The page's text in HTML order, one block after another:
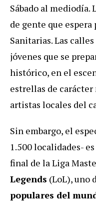
Sábado al mediodía.
de gente que
Sanitarias. Las
jóvenes que se
histórico, en el
estrellas de
artistas locales del
Sin embargo, el
1.500 localidades-
final de la Liga
Legends (LoL), uno
populares del